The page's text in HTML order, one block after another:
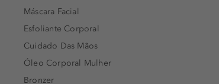
Máscara Facial
Esfoliante Corporal
Cuidado Das Mãos
Óleo Corporal Mulher
Bronzer